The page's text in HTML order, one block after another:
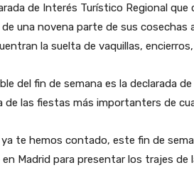
de Interés Turístico Regional
una novena parte de sus cosechas
la suelta de vaquillas,
del fin de semana es la declarada
de las fiestas más importanters de
ya te hemos contado, este fin de
Madrid para presentar los trajes de